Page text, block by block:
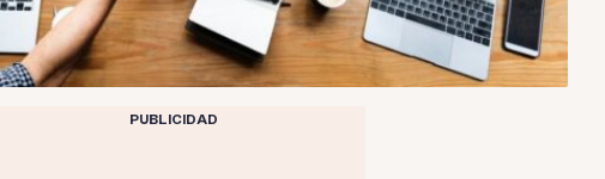
PUBLICIDAD